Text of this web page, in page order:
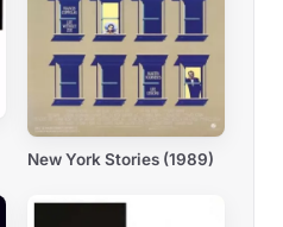
New York Stories (1989)